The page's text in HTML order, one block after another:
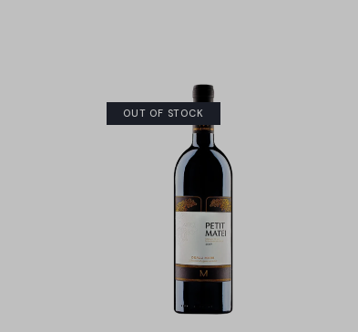
OUT OF STOCK